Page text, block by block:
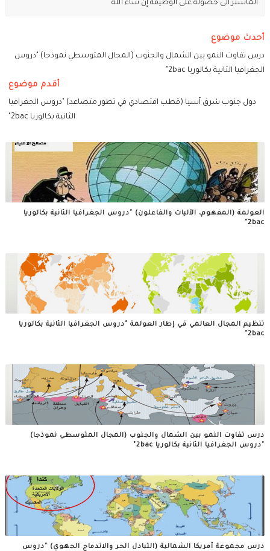
الماستر الى حصوله على الوظيفة إن شاء الله
أحدث موضوع
درس تفاوت النمو بين الشمال والجنوب (المجال المتوسطي نموذجا) "دروس
الجغرافيا الثانية بكالوريا 2bac"
أقدم موضوع
دول جنوب شرق آسيا (قطب اقتصادي في تطور متصاعد) "دروس الجغرافيا
الثانية بكالوريا 2bac"
العولمة (المفهوم، الآليات والفاعلون) "دروس الجغرافيا الثانية بكالوريا
2bac"
تنظيم المجال العالمي في إطار العولمة "دروس الجغرافيا الثانية بكالوريا
2bac"
درس تفاوت النمو بين الشمال والجنوب (المجال المتوسطي نموذجا)
"دروس الجغرافيا الثانية بكالوريا 2bac"
درس مجموعة أمريكا الشمالية (التبادل الحر والاندماج الجهوي) "دروس